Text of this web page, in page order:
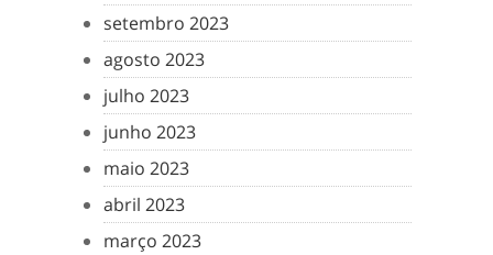
setembro 2023
agosto 2023
julho 2023
junho 2023
maio 2023
abril 2023
março 2023